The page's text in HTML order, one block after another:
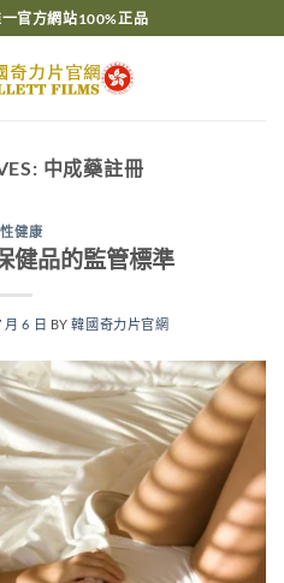
官方網站100%正品
中成藥註冊
健康
健品的監管標準
月 6 日 BY韓國奇力片官網